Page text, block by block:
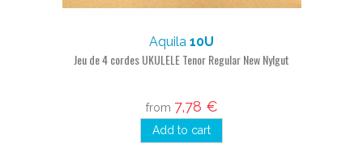
Aquila 10U
Jeu de 4 cordes UKULELE Tenor Regular New Nylgut
from 7,78 €
Add to cart